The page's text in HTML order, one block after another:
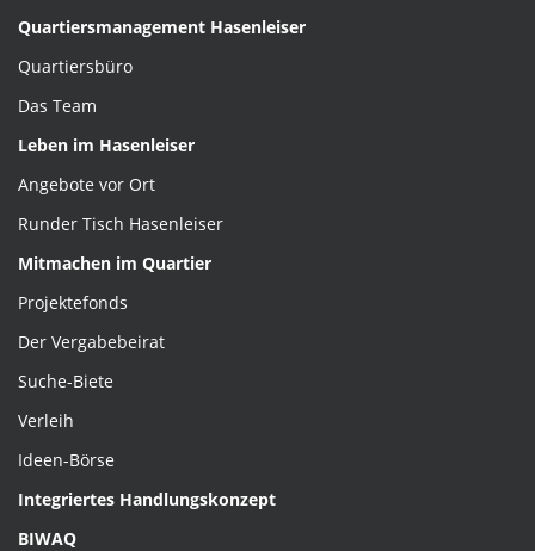
Quartiersmanagement Hasenleiser
Quartiersbüro
Das Team
Leben im Hasenleiser
Angebote vor Ort
Runder Tisch Hasenleiser
Mitmachen im Quartier
Projektefonds
Der Vergabebeirat
Suche-Biete
Verleih
Ideen-Börse
Integriertes Handlungskonzept
BIWAQ